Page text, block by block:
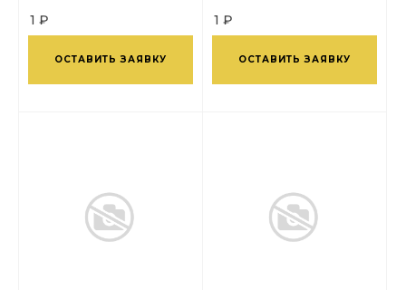
1 ₽
ОСТАВИТЬ ЗАЯВКУ
1 ₽
ОСТАВИТЬ ЗАЯВКУ